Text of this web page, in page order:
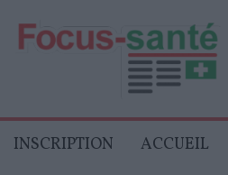
Senior
INSCRIPTION ACCUEIL